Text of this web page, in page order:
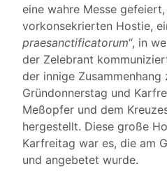
eine wahre Messe
vorkonsekrierten Hostie,
praesanctificatorum“, in
der Zelebrant
der innige Zusammenhang
Gründonnerstag und
Meßopfer und dem
hergestellt. Diese große
Karfreitag war es, die am
und angebetet wurde.